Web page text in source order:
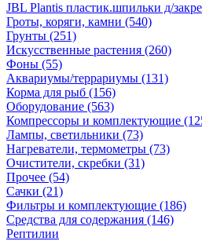
JBL Plantis пластик.шпильки д/
Гроты, коряги, камни (540)
Грунты (251)
Искусственные растения (260)
Фоны (55)
Аквариумы/террариумы (131)
Корма для рыб (156)
Оборудование (563)
Компрессоры и комплектующие
Лампы, светильники (73)
Нагреватели, термометры (73)
Очистители, скребки (31)
Прочее (54)
Сачки (21)
Фильтры и комплектующие (186)
Средства для содержания (146)
Рептилии